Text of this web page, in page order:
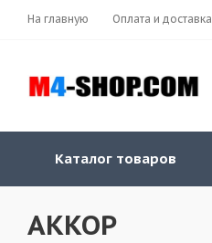
На главную Оплата и доставка
Каталог товаров
АККОР